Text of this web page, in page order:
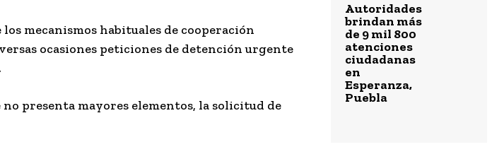
mecanismos habituales de cooperación
ocasiones peticiones de detención urgente
presenta mayores elementos, la solicitud de
Autoridades
brindan más
de 9 mil 800
atenciones
ciudadanas
en
Esperanza,
Puebla